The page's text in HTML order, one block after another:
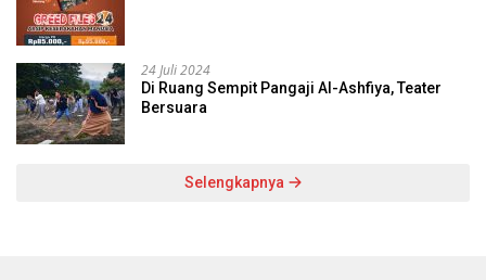
24 Juli 2024
Di Ruang Sempit Pangaji Al-Ashfiya, Teater
Bersuara
Selengkapnya